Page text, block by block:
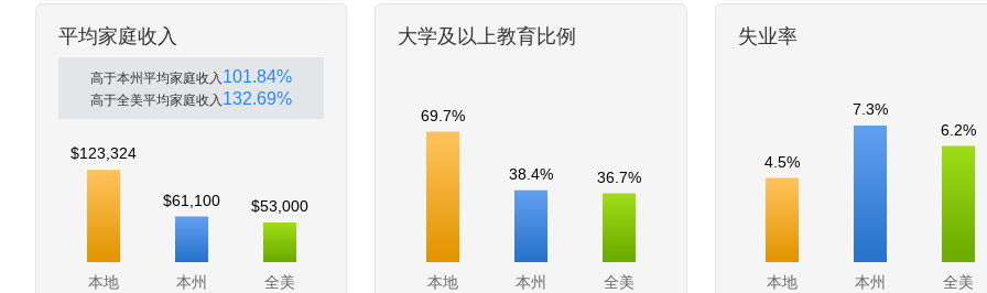
平均家庭收入
高于本州平均家庭收入 101.84%
高于全美平均家庭收入 132.69%
本地 本州 全美
$123,324
$61,100 $53,000
大学及以上教育比例
本地 本州 全美
69.7%
38.4% 36.7%
失业率
本地 本州 全美
4.5%
7.3%
6.2%